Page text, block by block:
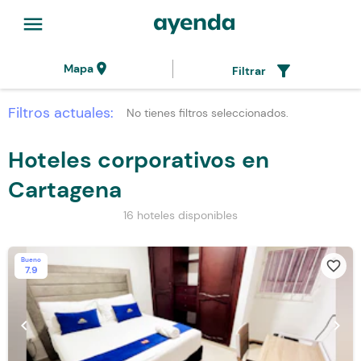
menu
Mapalocation_on Filtrar filter_alt
Filtros actuales: No tienes filtros seleccionados.
Hoteles corporativos en
Cartagena
16 hoteles disponibles
Bueno
7.9 favorite_border
chevron_left chevron_right